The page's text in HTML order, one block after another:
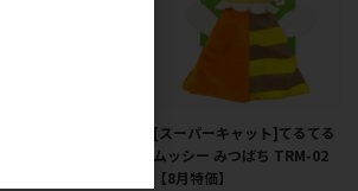
[スーパーキャット]てるてる
ムッシー みつばち TRM-02
【8月特価】